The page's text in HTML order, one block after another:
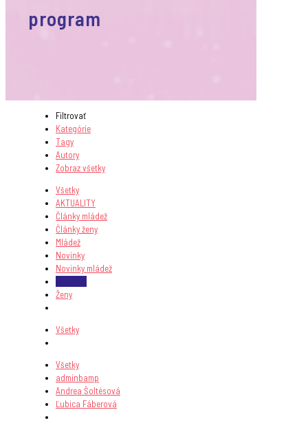
program
Filtrovať
Kategórie
Tagy
Autory
Zobraz všetky
Všetky
AKTUALITY
Články mládež
Články ženy
Mládež
Novinky
Novinky mládež
Ženy
Všetky
Všetky
adminbamp
Andrea Šoltésová
Ľubica Fáberová